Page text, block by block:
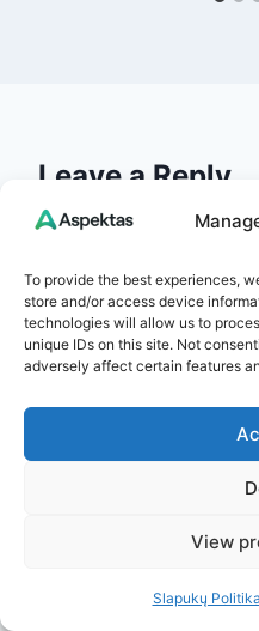
To provide the best experiences,
store and/or access device
technologies will allow us to
unique IDs on this site. Not
adversely affect certain features
View
Slapukų Politika
Leave a Reply
Your email address will not
Comment*